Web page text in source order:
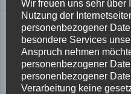
Breite
Design
Durchmesser
Wir freuen uns sehr über
Nutzung der
personenbezogener
besondere Services
Anspruch nehmen
personenbezogener
personenbezogener
Verarbeitung keine